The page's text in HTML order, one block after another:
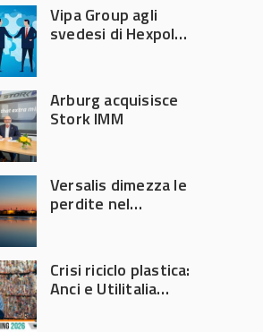
Vipa Group agli
svedesi di Hexpol
Arburg acquisisce
Stork IMM
Versalis dimezza le
perdite nel
Crisi riciclo plastica:
Anci e Utilitalia